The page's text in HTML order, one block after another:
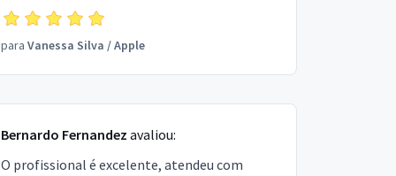
para Vanessa Silva /Apple
Bernardo Fernandez avaliou:
O profissional é excelente, atendeu com